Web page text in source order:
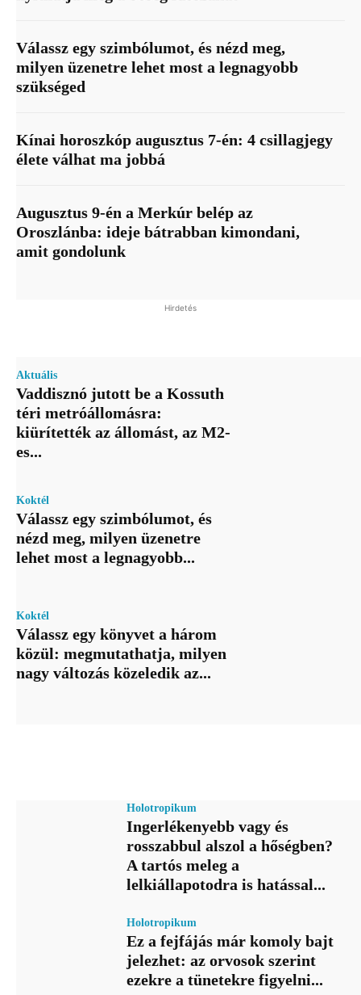
Válassz egy szimbólumot, és nézd meg,
milyen üzenetre lehet most a legnagyobb
szükséged
Kínai horoszkóp augusztus 7-én: 4 csillagjegy
élete válhat ma jobbá
Augusztus 9-én a Merkúr belép az
Oroszlánba: ideje bátrabban kimondani,
amit gondolunk
Hirdetés
Aktuális
Vaddisznó jutott be a Kossuth
téri metróállomásra:
kiürítették az állomást, az M2-
es...
Koktél
Válassz egy szimbólumot, és
nézd meg, milyen üzenetre
lehet most a legnagyobb...
Koktél
Válassz egy könyvet a három
közül: megmutathatja, milyen
nagy változás közeledik az...
Holotropikum
Ingerlékenyebb vagy és
rosszabbul alszol a hőségben?
A tartós meleg a
lelkiállapotodra is hatással...
Holotropikum
Ez a fejfájás már komoly bajt
jelezhet: az orvosok szerint
ezekre a tünetekre figyelni...